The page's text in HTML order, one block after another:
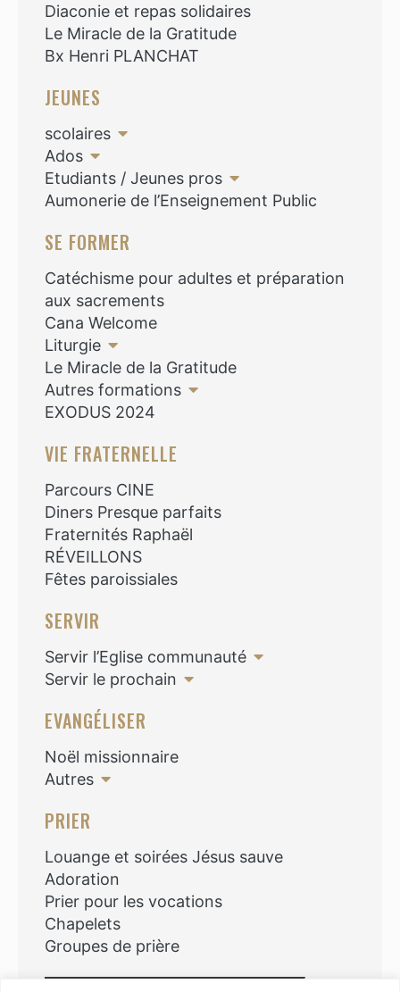
Diaconie et repas solidaires
Le Miracle de la Gratitude
Bx Henri PLANCHAT
JEUNES
scolaires
Ados
Etudiants / Jeunes pros
Aumonerie de l’Enseignement Public
SE FORMER
Catéchisme pour adultes et préparation
aux sacrements
Cana Welcome
Liturgie
Le Miracle de la Gratitude
Autres formations
EXODUS 2024
VIE FRATERNELLE
Parcours CINE
Diners Presque parfaits
Fraternités Raphaël
RÉVEILLONS
Fêtes paroissiales
SERVIR
Servir l’Eglise communauté
Servir le prochain
EVANGÉLISER
Noël missionnaire
Autres
PRIER
Louange et soirées Jésus sauve
Adoration
Prier pour les vocations
Chapelets
Groupes de prière